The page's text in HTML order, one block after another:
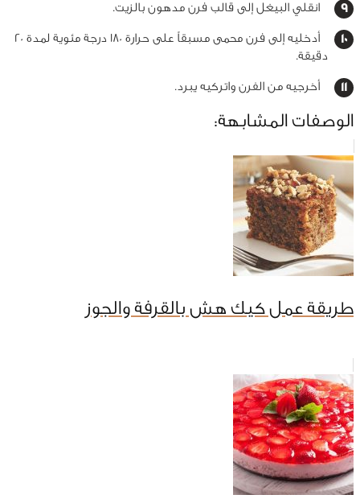
انقلي البيغل إلى قالب فرن مدهون بالزيت.
أدخليه إلى فرن محمى مسبقاً على حرارة 180 درجة مئوية لمدة 20
دقيقة.
أخرجيه من الفرن واتركيه يبرد.
الوصفات المشابهة:
طريقة عمل كيك هش بالقرفة والجوز